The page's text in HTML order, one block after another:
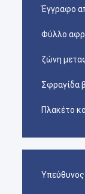
Έγγραφο
Φύλλο
ζώνη
Σφραγίδα
Πλακέτο
Υπεύθυνος